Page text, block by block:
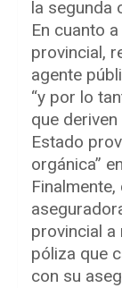
la segunda
En cuanto
provincial,
agente
“y por lo
que
Estado
orgánica”
provincial a
póliza que
con su